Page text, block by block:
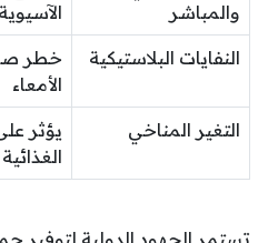
والمباشر
الآسيوية
النفايات البلاستيكية
خطر
الأمعاء
التغير المناخي
يؤثر
الغذائية